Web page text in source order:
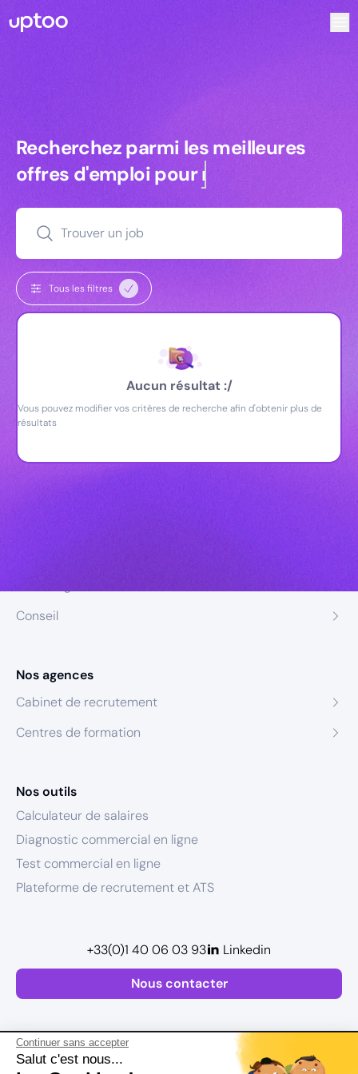
Continuer sans accepter
Salut c'est nous...
Recherchez parmi les meilleures
Recherchez parmi les meilleures
offres d'emploi pourmanagers
Trouver un job
Tous les filtres
Aucun résultat :/
Vous pouvez modifier vos critères de recherche afin d'obtenir plus de
résultats
Conseil
Nos agences
Cabinet de recrutement
Centres de formation
Nos outils
Calculateur de salaires
Diagnostic commercial en ligne
Test commercial en ligne
Plateforme de recrutement et ATS
Nous contacter
+33(0)1 40 06 03 93 Linkedin